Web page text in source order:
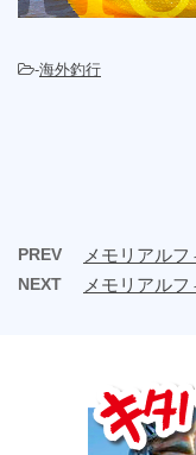
-海外釣行
PREV メモリアル
NEXT メモリアルフ